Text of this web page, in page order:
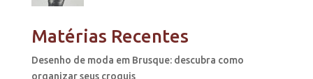
Matérias Recentes
Desenho de moda em Brusque: descubra como
organizar seus croquis